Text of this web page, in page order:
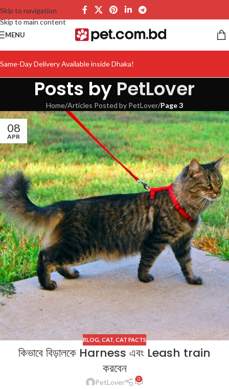
Skip to navigation
Skip to main content
MENU
Same-Day Delivery Available inside Dhaka!
Posts by PetLover
Home/Articles Posted by PetLover/Page 3
08
APR
BLOG CAT CAT FACTS
কিভাবে বিড়ালকে Harness এবং Leash train
করবেন
PetLover 0